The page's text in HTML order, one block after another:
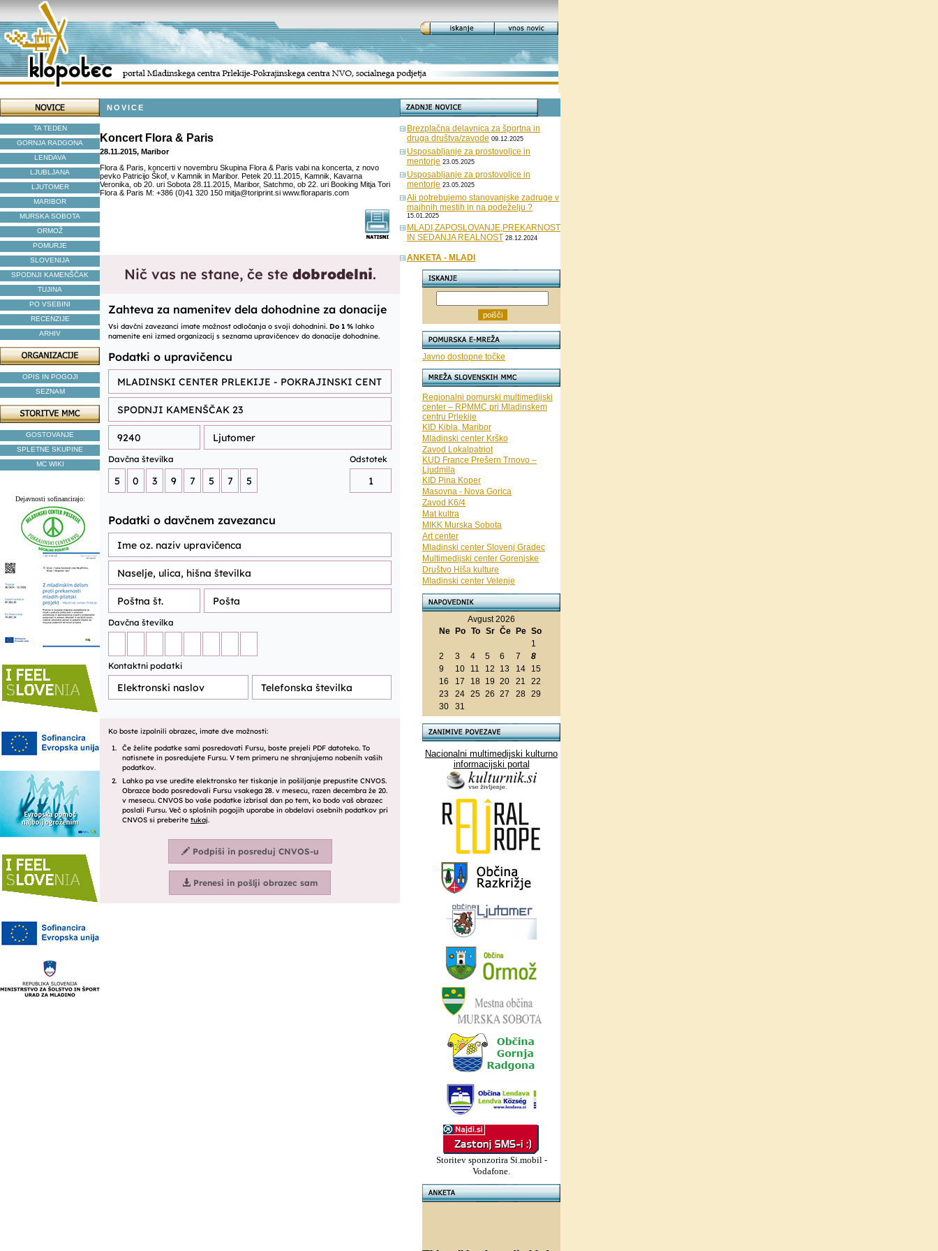
TA TEDEN
GORNJA RADGONA
LENDAVA
LJUBLJANA
LJUTOMER
MARIBOR
MURSKA SOBOTA
ORMOŽ
POMURJE
SLOVENIJA
SPODNJI KAMENŠČAK
TUJINA
PO VSEBINI
RECENZIJE
ARHIV
OPIS IN POGOJI
SEZNAM
GOSTOVANJE
SPLETNE SKUPINE
MC WIKI
Dejavnosti sofinancirajo:
NOVICE
Koncert Flora & Paris
28.11.2015, Maribor
Flora & Paris, koncerti v novembru Skupina Flora & Paris vabi na koncerta, z novo
pevko Patricijo Škof, v Kamnik in Maribor. Petek 20.11.2015, Kamnik, Kavarna
Veronika, ob 20. uri Sobota 28.11.2015, Maribor, Satchmo, ob 22. uri Booking Mitja Tori
Flora & Paris M: +386 (0)41 320 150 mitja@toriprint.si www.floraparis.com
Brezplačna delavnica za športna in
druga društva/zavode 09.12.2025
Usposabljanje za prostovoljce in
mentorje 23.05.2025
Usposabljanje za prostovoljce in
mentorje 23.05.2025
Ali potrebujemo stanovanjske zadruge v
majhnih mestih in na podeželju ?
15.01.2025
MLADI,ZAPOSLOVANJE,PREKARNOST
IN SEDANJA REALNOST 28.12.2024
ANKETA - MLADI
Javno dostopne točke
Regionalni pomurski multimedijski
center – RPMMC pri Mladinskem
centru Prlekije
KID Kibla, Maribor
Mladinski center Krško
Zavod Lokalpatriot
KUD France Prešern Trnovo –
Ljudmila
KID Pina Koper
Masovna - Nova Gorica
Zavod K6/4
Mat kultra
MIKK Murska Sobota
Art center
Mladinski center Slovenj Gradec
Multimedijski center Gorenjske
Društvo Hiša kulture
Mladinski center Velenje
Avgust 2026
Ne
Po To Sr Če Pe So
1
2
3 4 5 6 7
8
9
10 11 12 13 14
15
16
17 18 19 20 21
22
23
24 25 26 27 28 29
30
31
Nacionalni multimedijski kulturno
informacijski portal
Storitev sponzorira Si.mobil -
Vodafone.